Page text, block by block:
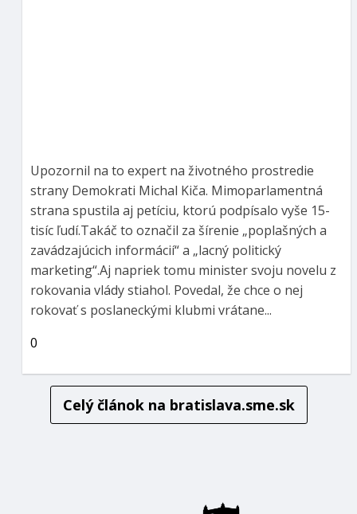
Upozornil na to expert na životného prostredie
strany Demokrati Michal Kiča. Mimoparlamentná
strana spustila aj petíciu, ktorú podpísalo vyše 15-
tisíc ľudí.Takáč to označil za šírenie „poplašných a
zavádzajúcich informácií“ a „lacný politický
marketing“.Aj napriek tomu minister svoju novelu z
rokovania vlády stiahol. Povedal, že chce o nej
rokovať s poslaneckými klubmi vrátane...
0
Celý článok na bratislava.sme.sk